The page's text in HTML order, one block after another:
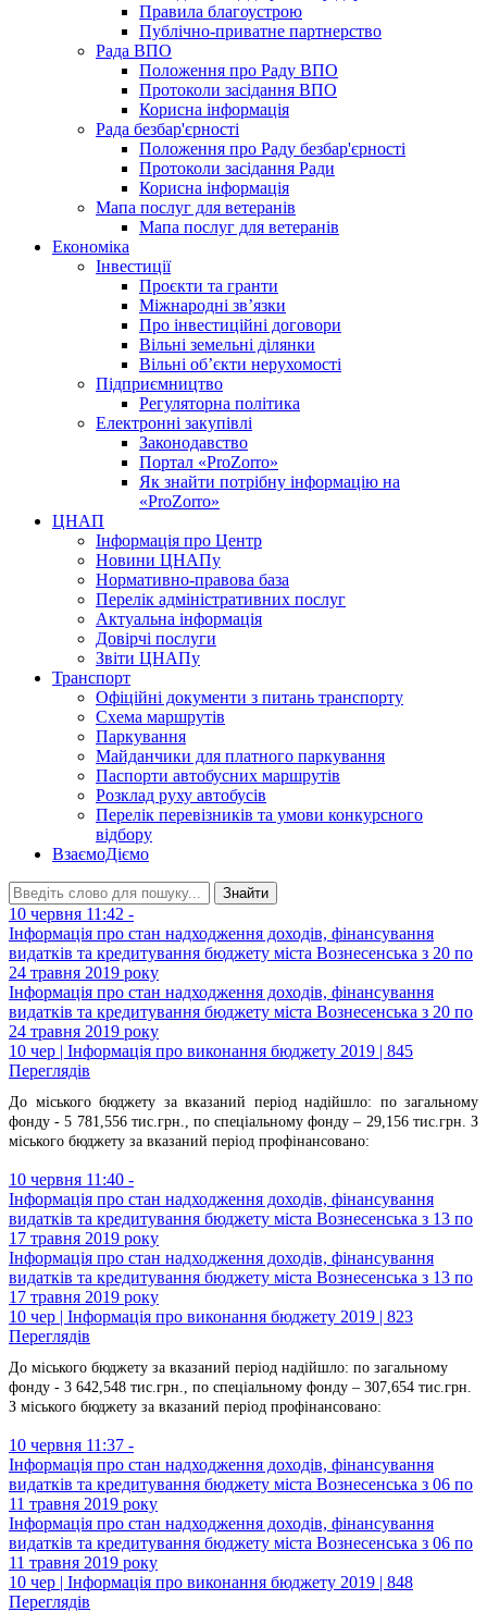
Правила благоустрою
Публічно-приватне партнерство
Рада ВПО
Положення про Раду ВПО
Протоколи засідання ВПО
Корисна інформація
Рада безбар'єрності
Положення про Раду безбар'єрності
Протоколи засідання Ради
Корисна інформація
Мапа послуг для ветеранів
Мапа послуг для ветеранів
Економіка
Інвестиції
Проєкти та гранти
Міжнародні зв’язки
Про інвестиційні договори
Вільні земельні ділянки
Вільні об’єкти нерухомості
Підприємництво
Регуляторна політика
Електронні закупівлі
Законодавство
Портал «ProZorro»
Як знайти потрібну інформацію на
«ProZorro»
ЦНАП
Інформація про Центр
Новини ЦНАПу
Нормативно-правова база
Перелік адміністративних послуг
Актуальна інформація
Довірчі послуги
Звіти ЦНАПу
Транспорт
Офіційні документи з питань транспорту
Схема маршрутів
Паркування
Майданчики для платного паркування
Паспорти автобусних маршрутів
Розклад руху автобусів
Перелік перевізників та умови конкурсного
відбору
ВзаємоДіємо
Знайти
10 червня 11:42 -
Інформація про стан надходження доходів, фінансування
видатків та кредитування бюджету міста Вознесенська з 20 по
24 травня 2019 року
Інформація про стан надходження доходів, фінансування
видатків та кредитування бюджету міста Вознесенська з 20 по
24 травня 2019 року
10 чер | Інформація про виконання бюджету 2019 | 845
Переглядів
До міського бюджету за вказаний період надійшло: по загальному
фонду - 5 781,556 тис.грн., по спеціальному фонду – 29,156 тис.грн. З
міського бюджету за вказаний період профінансовано:
10 червня 11:40 -
Інформація про стан надходження доходів, фінансування
видатків та кредитування бюджету міста Вознесенська з 13 по
17 травня 2019 року
Інформація про стан надходження доходів, фінансування
видатків та кредитування бюджету міста Вознесенська з 13 по
17 травня 2019 року
10 чер | Інформація про виконання бюджету 2019 | 823
Переглядів
До міського бюджету за вказаний період надійшло: по загальному
фонду - 3 642,548 тис.грн., по спеціальному фонду – 307,654 тис.грн.
З міського бюджету за вказаний період профінансовано:
10 червня 11:37 -
Інформація про стан надходження доходів, фінансування
видатків та кредитування бюджету міста Вознесенська з 06 по
11 травня 2019 року
Інформація про стан надходження доходів, фінансування
видатків та кредитування бюджету міста Вознесенська з 06 по
11 травня 2019 року
10 чер | Інформація про виконання бюджету 2019 | 848
Переглядів